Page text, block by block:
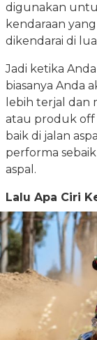
digunakan
kendaraan
dikendarai di
Jadi ketika
biasanya Anda
lebih terjal dan
atau produk off
baik di jalan
performa
aspal.
Lalu Apa Ciri